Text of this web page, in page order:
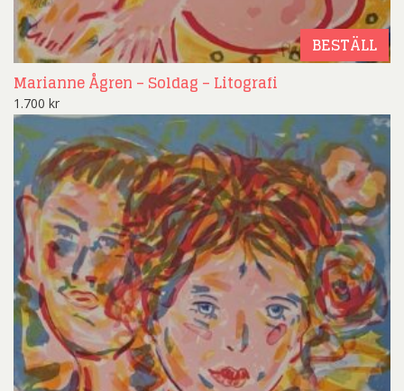
BESTÄLL
Marianne Ågren – Soldag – Litografi
1.700 kr